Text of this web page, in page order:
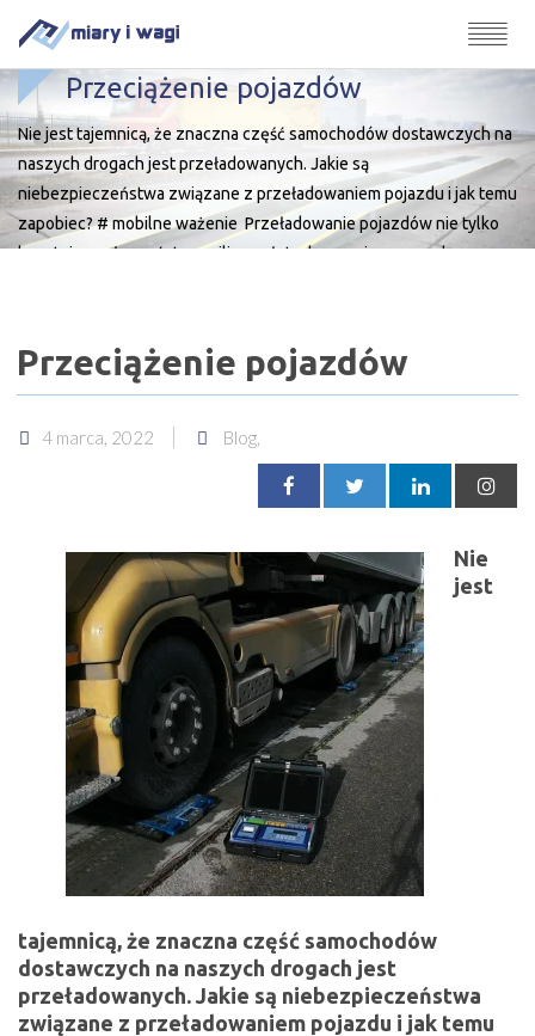
Przeciążenie pojazdów
Nie jest tajemnicą, że znaczna część samochodów dostawczych na
naszych drogach jest przeładowanych. Jakie są
niebezpieczeństwa związane z przeładowaniem pojazdu i jak temu
zapobiec? # mobilne ważenie Przeładowanie pojazdów nie tylko
kosztuje społeczeństwo miliony złotych rocznie z powodu
Przeciążenie pojazdów
4 marca, 2022 Blog,
Nie
jest
tajemnicą, że znaczna część samochodów
dostawczych na naszych drogach jest
przeładowanych. Jakie są niebezpieczeństwa
związane z przeładowaniem pojazdu i jak temu